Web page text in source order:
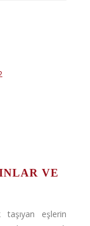
VE
eşlerin